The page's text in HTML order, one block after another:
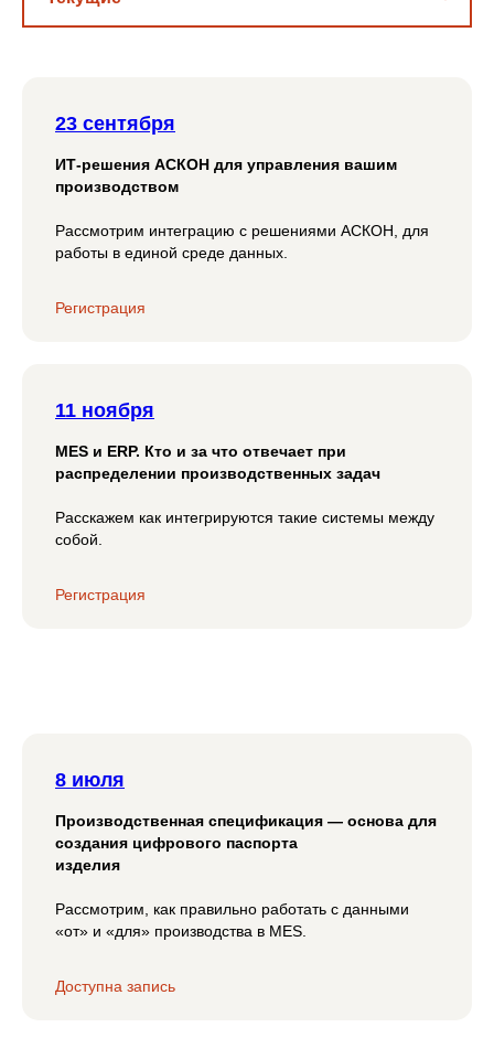
23 сентября
ИТ-решения АСКОН для управления вашим
производством
Рассмотрим интеграцию с решениями АСКОН, для
работы в единой среде данных.
Регистрация
11 ноября
MES и ERP. Кто и за что отвечает при
распределении производственных задач
Расскажем как интегрируются такие системы между
собой.
Регистрация
8 июля
Производственная спецификация — основа для
создания цифрового паспорта
изделия
Рассмотрим, как правильно работать с данными
«от» и «для» производства в MES.
Доступна запись